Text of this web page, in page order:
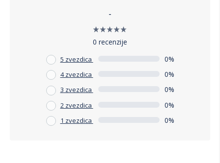
-
0 recenzije
5 zvezdica 0%
4 zvezdica 0%
3 zvezdica 0%
2 zvezdica 0%
1 zvezdica 0%